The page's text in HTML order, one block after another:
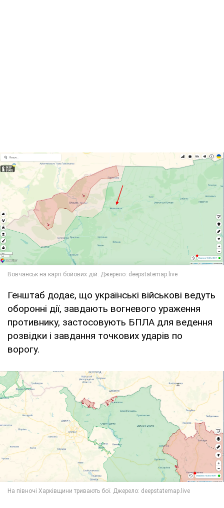
Генштаб додає, що українські військові ведуть
оборонні дії, завдають вогневого ураження
противнику, застосовують БПЛА для ведення
розвідки і завдання точкових ударів по
ворогу.